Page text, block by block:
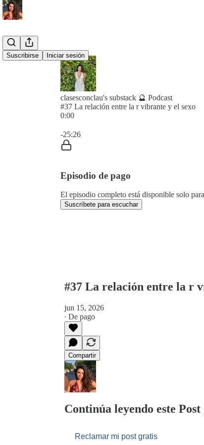
Suscribirse Iniciar sesión
clasesconclau's substack 🔮 Podcast
#37 La relación entre la r vibrante y el sexo
0:00
-25:26
Episodio de pago
El episodio completo está disponible solo
Suscríbete para escuchar
#37 La relación entre la r
jun 15, 2026
∙ De pago
Compartir
Continúa leyendo este
Reclamar mi post gratis